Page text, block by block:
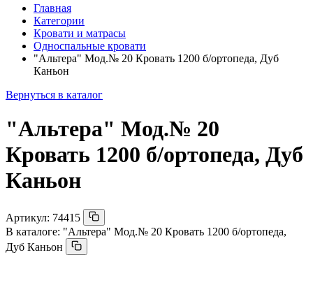
Главная
Категории
Кровати и матрасы
Односпальные кровати
"Альтера" Мод.№ 20 Кровать 1200 б/ортопеда, Дуб
Каньон
Вернуться в каталог
"Альтера" Мод.№ 20
Кровать 1200 б/ортопеда, Дуб
Каньон
Артикул: 74415
В каталоге: "Альтера" Мод.№ 20 Кровать 1200 б/ортопеда,
Дуб Каньон